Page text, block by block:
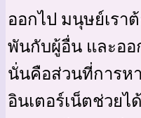
ออกไป มนุษย์เรา
พันกับผู้อื่น และออ
นั่นคือส่วนที่การห
อินเตอร์เน็ตช่วยไ